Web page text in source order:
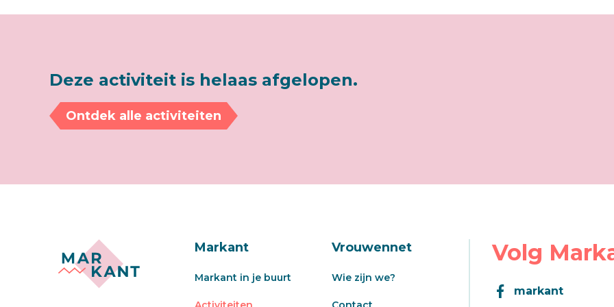
Deze activiteit is helaas afgelopen.
Ontdek alle activiteiten
Markant
Markant in je buurt
Vrouwennet
Wie zijn we?
Volg
markant